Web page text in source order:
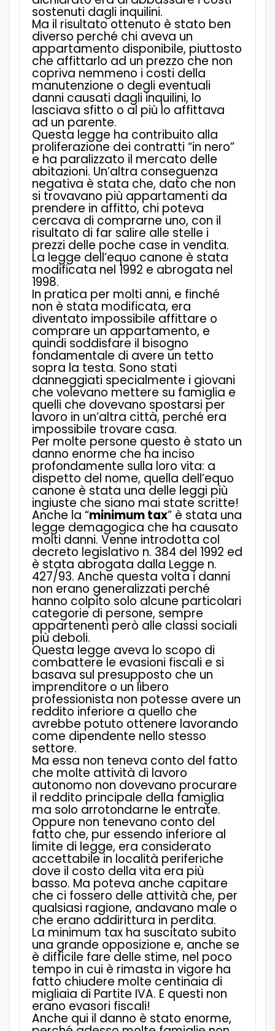
sostenuti dagli inquilini.
Ma il risultato ottenuto è stato ben
diverso perché chi aveva un
appartamento disponibile, piuttosto
che affittarlo ad un prezzo che non
copriva nemmeno i costi della
manutenzione o degli eventuali
danni causati dagli inquilini, lo
lasciava sfitto o al più lo affittava
ad un parente.
Questa legge ha contribuito alla
proliferazione dei contratti “in nero”
e ha paralizzato il mercato delle
abitazioni. Un’altra conseguenza
negativa è stata che, dato che non
si trovavano più appartamenti da
prendere in affitto, chi poteva
cercava di comprarne uno, con il
risultato di far salire alle stelle i
prezzi delle poche case in vendita.
La legge dell’equo canone è stata
modificata nel 1992 e abrogata nel
1998.
In pratica per molti anni, e finché
non è stata modificata, era
diventato impossibile affittare o
comprare un appartamento, e
quindi soddisfare il bisogno
fondamentale di avere un tetto
sopra la testa. Sono stati
danneggiati specialmente i giovani
che volevano mettere su famiglia e
quelli che dovevano spostarsi per
lavoro in un’altra città, perché era
impossibile trovare casa.
Per molte persone questo è stato un
danno enorme che ha inciso
profondamente sulla loro vita: a
dispetto del nome, quella dell’equo
canone è stata una delle leggi più
ingiuste che siano mai state scritte!
Anche la “minimum tax” è stata una
legge demagogica che ha causato
molti danni. Venne introdotta col
decreto legislativo n. 384 del 1992 ed
è stata abrogata dalla Legge n.
427/93. Anche questa volta i danni
non erano generalizzati perché
hanno colpito solo alcune particolari
categorie di persone, sempre
appartenenti però alle classi sociali
più deboli.
Questa legge aveva lo scopo di
combattere le evasioni fiscali e si
basava sul presupposto che un
imprenditore o un libero
professionista non potesse avere un
reddito inferiore a quello che
avrebbe potuto ottenere lavorando
come dipendente nello stesso
settore.
Ma essa non teneva conto del fatto
che molte attività di lavoro
autonomo non dovevano procurare
il reddito principale della famiglia
ma solo arrotondarne le entrate.
Oppure non tenevano conto del
fatto che, pur essendo inferiore al
limite di legge, era considerato
accettabile in località periferiche
dove il costo della vita era più
basso. Ma poteva anche capitare
che ci fossero delle attività che, per
qualsiasi ragione, andavano male o
che erano addirittura in perdita.
La minimum tax ha suscitato subito
una grande opposizione e, anche se
è difficile fare delle stime, nel poco
tempo in cui è rimasta in vigore ha
fatto chiudere molte centinaia di
migliaia di Partite IVA. E questi non
erano evasori fiscali!
Anche qui il danno è stato enorme,